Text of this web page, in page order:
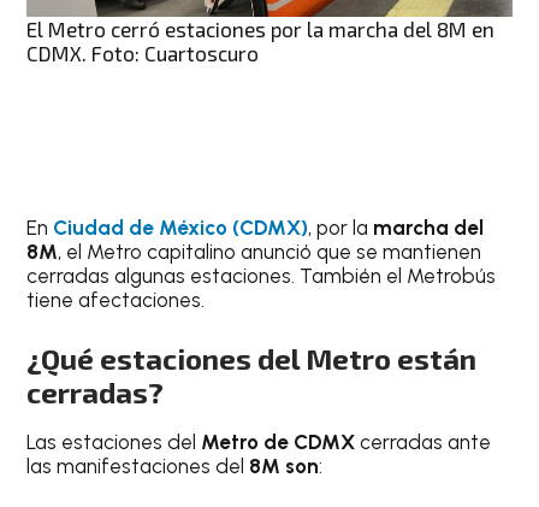
El Metro cerró estaciones por la marcha del 8M en
CDMX. Foto: Cuartoscuro
En Ciudad de México (CDMX), por la marcha del
8M, el Metro capitalino anunció que se mantienen
cerradas algunas estaciones. También el Metrobús
tiene afectaciones.
¿Qué estaciones del Metro están
cerradas?
Las estaciones del Metro de CDMX cerradas ante
las manifestaciones del 8M son: